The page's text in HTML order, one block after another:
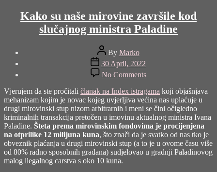
Kako su naše mirovine završile kod
slučajnog ministra Paladine
Post
author
By Marko
Post
date
30 April, 2022
No Commentson
Kako
su
naše
mirovine
završile
kod
slučajnog
ministra
Paladine
Vjerujem da ste pročitali članak na Index istragama koji objašnjava
mehanizam kojim je novac kojeg uvjerljiva većina nas uplaćuje u
drugi mirovinski stup nizom arbitrarnih i meni se čini očigledno
kriminalnih transakcija pretočen u imovinu aktualnog ministra Ivana
Paladine. Šteta prema mirovinskim fondovima je procijenjena
na otprilike 12 milijuna kuna, što znači da je svatko od nas tko je
obveznik plaćanja u drugi mirovinski stup (a to je u ovome času više
od 80% radno sposobnih građana) sudjelovao u gradnji Paladinovog
malog ilegalnog carstva s oko 10 kuna.